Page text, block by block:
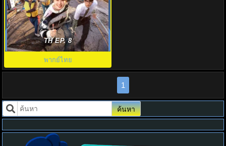
คนมหัศจรรย์พลังรั่ว (2026) The
WONDERfools พากย์ไทย EP.1-8
TH EP. 8
พากย์ไทย
1
ค้นหา